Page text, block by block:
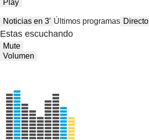
Play
Noticias en 3′ Últimos programas Directo
Estas escuchando
Mute
Volumen